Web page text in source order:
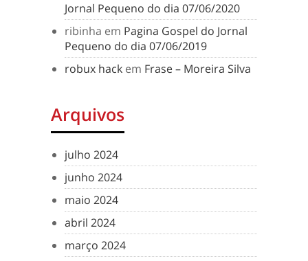
Jornal Pequeno do dia 07/06/2020
ribinha em Pagina Gospel do Jornal
Pequeno do dia 07/06/2019
robux hack em Frase – Moreira Silva
Arquivos
julho 2024
junho 2024
maio 2024
abril 2024
março 2024